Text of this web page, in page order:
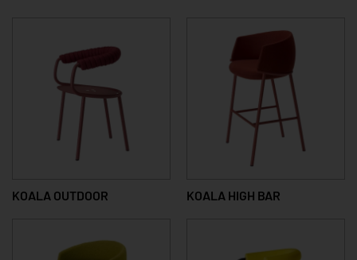
KOALA OUTDOOR KOALA HIGH BAR